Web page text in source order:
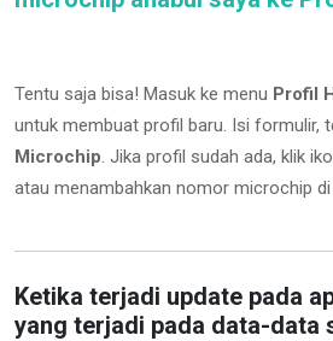
Tentu saja bisa! Masuk ke menu Profil
untuk membuat profil baru. Isi formulir,
Microchip. Jika profil sudah ada, klik
atau menambahkan nomor microchip
Ketika terjadi update pada
yang terjadi pada data-data